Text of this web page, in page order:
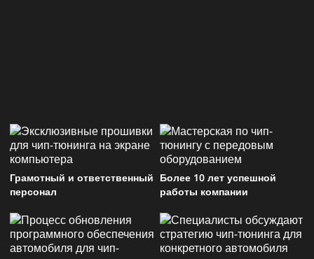
Грамотный и ответственный
персонал
Более 10 лет успешной
работы компании